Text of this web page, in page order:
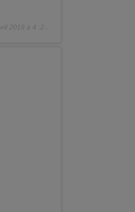
2019 à 4 :25 PDT